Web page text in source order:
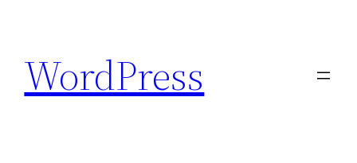
contenido
WordPress